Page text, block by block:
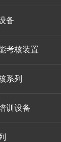
备
考核装置
系列
训设备